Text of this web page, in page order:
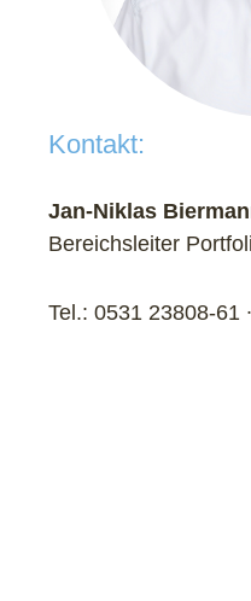
Kontakt:
Jan-Niklas
Bereichsleiter
Tel.: 0531 23808-61 ∙